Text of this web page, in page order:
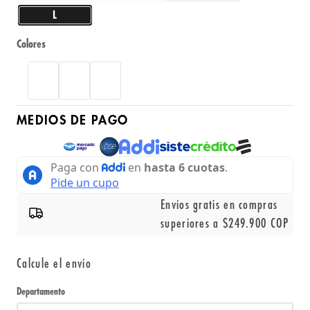
L
Colores
MEDIOS DE PAGO
Envíos gratis en compras
superiores a $249.900 COP
Calcule el envío
Departamento